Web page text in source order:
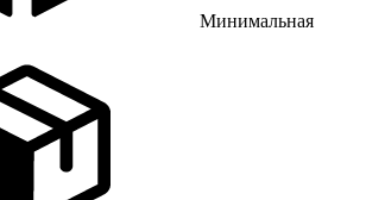
Минимальная